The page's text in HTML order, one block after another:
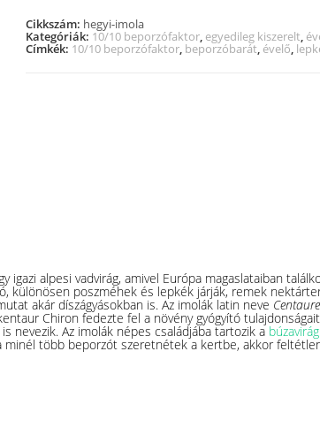
Cikkszám: hegyi-imola
Kategóriák: 10/10 beporzófaktor, egyedileg kiszerelt,
Címkék: 10/10 beporzófaktor, beporzóbarát, évelő,
igazi alpesi vadvirág, amivel Európa magaslataiban
különösen poszméhek és lepkék járják, remek
akár díszágyásokban is. Az imolák latin neve
Chiron fedezte fel a növény gyógyító
nevezik. Az imolák népes családjába tartozik a búzavirág
minél több beporzót szeretnétek a kertbe, akkor